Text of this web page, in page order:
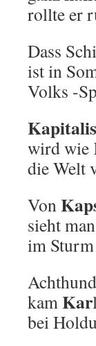
rollte er
Dass
ist in
Volks -
wird wie
die Welt
Von
sieht
im
kamKar
bei